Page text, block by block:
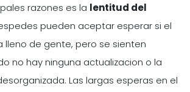
razones es la lentitud del
pueden aceptar esperar si el
lleno de gente, pero se sienten
no hay ninguna actualizacion o la
Las largas esperas en el